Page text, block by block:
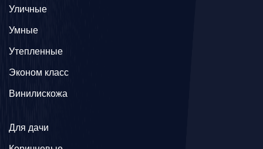
Уличные
Умные
Утепленные
Эконом класс
Винилискожа
Для дачи